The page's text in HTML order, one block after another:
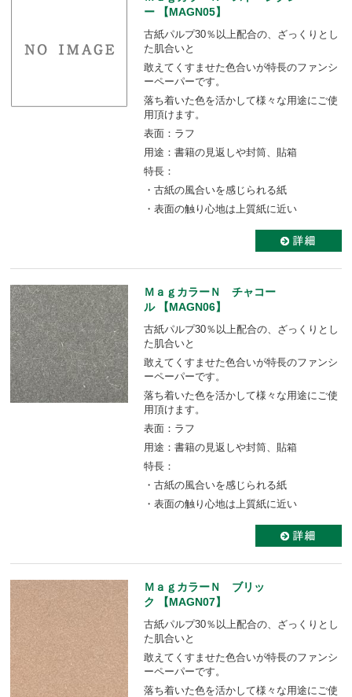
ー 【MAGN05】
古紙パルプ30％以上配合の、ざっくりとし
た肌合いと
敢えてくすませた色合いが特長のファンシ
ーペーパーです。
落ち着いた色を活かして様々な用途にご使
用頂けます。
表面：ラフ
用途：書籍の見返しや封筒、貼箱
特長：
・古紙の風合いを感じられる紙
・表面の触り心地は上質紙に近い
ＭａｇカラーＮ チャコー
ル 【MAGN06】
古紙パルプ30％以上配合の、ざっくりとし
た肌合いと
敢えてくすませた色合いが特長のファンシ
ーペーパーです。
落ち着いた色を活かして様々な用途にご使
用頂けます。
表面：ラフ
用途：書籍の見返しや封筒、貼箱
特長：
・古紙の風合いを感じられる紙
・表面の触り心地は上質紙に近い
ＭａｇカラーＮ ブリッ
ク 【MAGN07】
古紙パルプ30％以上配合の、ざっくりとし
た肌合いと
敢えてくすませた色合いが特長のファンシ
ーペーパーです。
落ち着いた色を活かして様々な用途にご使